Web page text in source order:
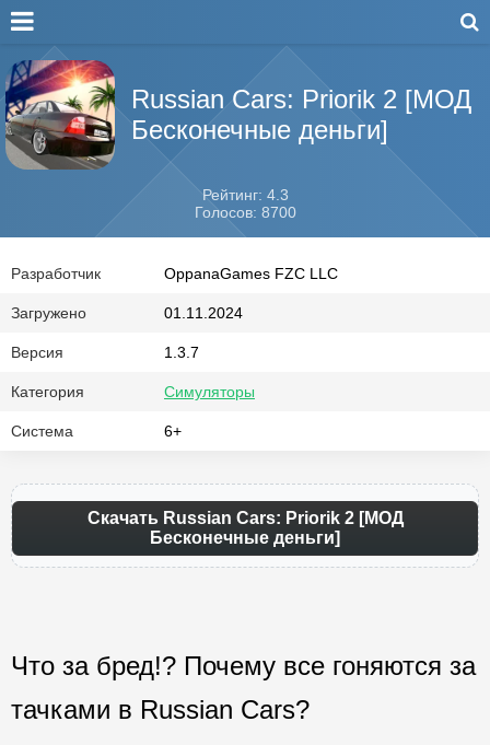
Russian Cars: Priorik 2 [МОД
Бесконечные деньги]
Рейтинг: 4.3
Голосов: 8700
Разработчик OppanaGames FZC LLC
Загружено 01.11.2024
Версия 1.3.7
Категория Симуляторы
Система 6+
Скачать Russian Cars: Priorik 2 [МОД
Бесконечные деньги]
Что за бред!? Почему все гоняются за
тачками в Russian Cars?